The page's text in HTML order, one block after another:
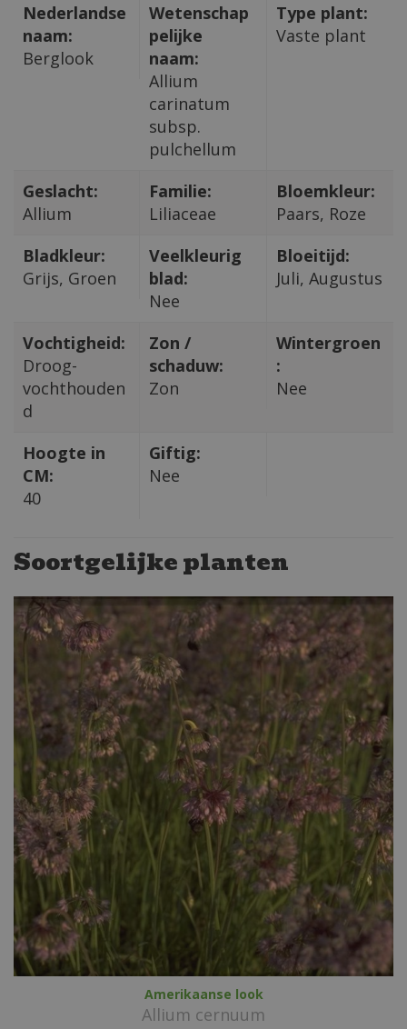
Nederlandse
naam:
Berglook
Wetenschap
pelijke
naam:
Allium
carinatum
subsp.
pulchellum
Type plant:
Vaste plant
Geslacht:
Allium
Familie:
Liliaceae
Bloemkleur:
Paars, Roze
Bladkleur:
Grijs, Groen
Veelkleurig
blad:
Nee
Bloeitijd:
Juli, Augustus
Vochtigheid:
Droog-
vochthouden
d
Zon /
schaduw:
Zon
Wintergroen
:
Nee
Hoogte in
CM:
40
Giftig:
Nee
Soortgelijke planten
Amerikaanse look
Allium cernuum